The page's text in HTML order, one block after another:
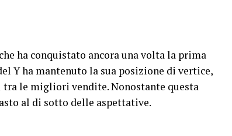
ha conquistato ancora una volta la prima
Y ha mantenuto la sua posizione di vertice,
le migliori vendite. Nonostante questa
al di sotto delle aspettative.